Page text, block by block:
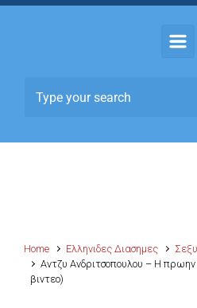
Home Ελληνιδες Διασημες
Αντζυ Ανδριτσοπουλου – Η
βιντεο)